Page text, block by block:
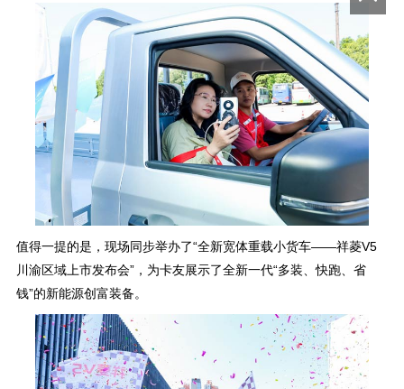
值得一提的是，现场同步举办了“全新宽体重载小货车——祥菱V5
川渝区域上市发布会”，为卡友展示了全新一代“多装、快跑、省
钱”的新能源创富装备。